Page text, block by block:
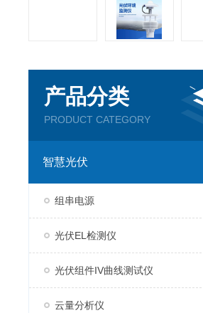
产品分类
PRODUCT CATEGORY
智慧光伏
组串电源
光伏EL检测仪
光伏组件IV曲线测试仪
云量分析仪